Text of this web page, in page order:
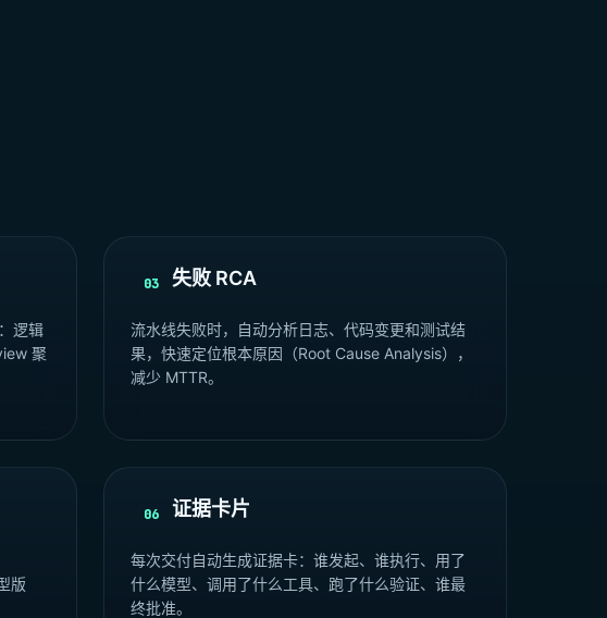
逻辑
聚
03 失败 RCA
流水线失败时，自动分析日志、代码变更和测试结
果，快速定位根本原因（Root Cause Analysis），
减少 MTTR。
版
06 证据卡片
每次交付自动生成证据卡：谁发起、谁执行、用了
什么模型、调用了什么工具、跑了什么验证、谁最
终批准。